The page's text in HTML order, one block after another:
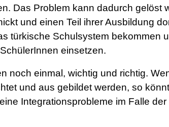
Das Problem kann dadurch gelöst
und einen Teil ihrer Ausbildung
türkische Schulsystem bekommen
einsetzen.
noch einmal, wichtig und richtig.
und aus gebildet werden, so
Integrationsprobleme im Falle